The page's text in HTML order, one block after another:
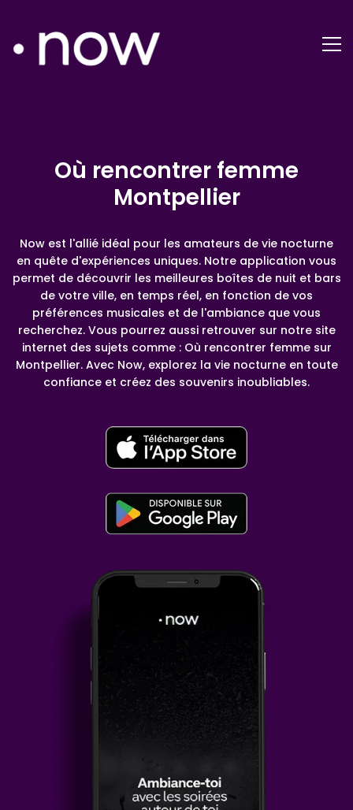
Où rencontrer femme
Montpellier
Now est l'allié idéal pour les amateurs de vie nocturne
en quête d'expériences uniques. Notre application vous
permet de découvrir les meilleures boîtes de nuit et bars
de votre ville, en temps réel, en fonction de vos
préférences musicales et de l'ambiance que vous
recherchez. Vous pourrez aussi retrouver sur notre site
internet des sujets comme : Où rencontrer femme sur
Montpellier. Avec Now, explorez la vie nocturne en toute
confiance et créez des souvenirs inoubliables.